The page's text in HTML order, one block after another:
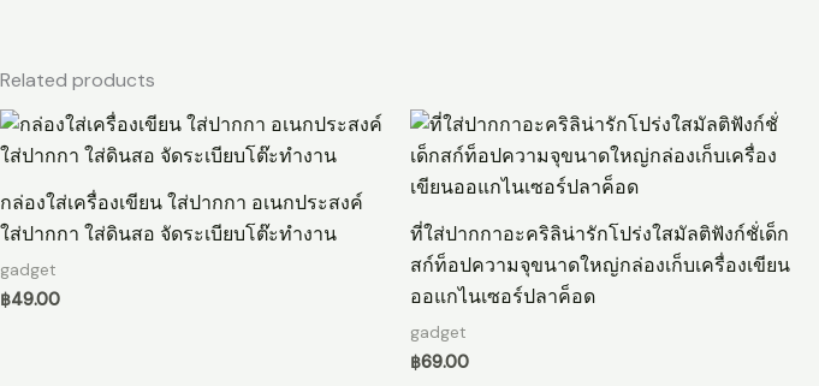
Related products
กล่องใส่เครื่องเขียน ใส่ปากกา อเนกประสงค์
ใส่ปากกา ใส่ดินสอ จัดระเบียบโต๊ะทํางาน
gadget
฿49.00
ที่ใส่ปากกาอะคริลิน่ารักโปร่งใสมัลติฟังก์ชั่เด็ก
สก์ท็อปความจุขนาดใหญ่กล่องเก็บเครื่องเขียน
ออแกไนเซอร์ปลาค็อด
gadget
฿69.00